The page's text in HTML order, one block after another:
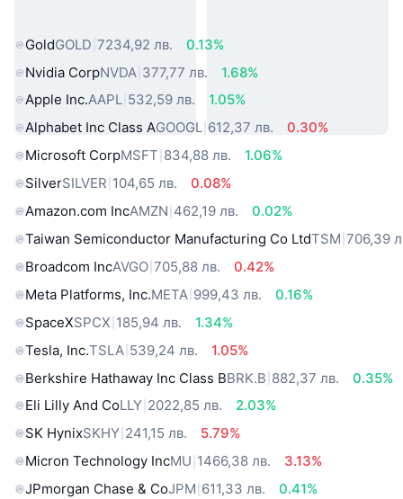
GoldGOLD 7234,92 лв.
0.13%
Nvidia CorpNVDA 377,77 лв.
1.68%
Apple Inc.AAPL 532,59 лв.
1.05%
Alphabet Inc Class AGOOGL 612,37 лв.
0.30%
Microsoft CorpMSFT 834,88 лв.
1.06%
SilverSILVER 104,65 лв.
0.08%
Amazon.com IncAMZN 462,19 лв.
0.02%
Taiwan Semiconductor Manufacturing Co LtdTSM 706,39
Broadcom IncAVGO 705,88 лв.
0.42%
Meta Platforms, Inc.META 999,43 лв.
0.16%
SpaceXSPCX 185,94 лв.
1.34%
Tesla, Inc.TSLA 539,24 лв.
1.05%
Berkshire Hathaway Inc Class BBRK.B 882,37 лв.
0.35%
Eli Lilly And CoLLY 2022,85 лв.
2.03%
SK HynixSKHY 241,15 лв.
5.79%
Micron Technology IncMU 1466,38 лв.
3.13%
JPmorgan Chase & CoJPM 611,33 лв.
0.41%